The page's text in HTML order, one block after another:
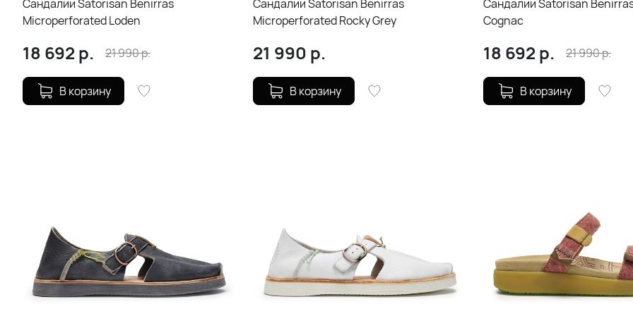
Сандалии Satorisan Benirras
Microperforated Loden
18 692 р. 21 990р.
В корзину
Сандалии Satorisan Benirras
Microperforated Rocky Grey
21 990 р.
В корзину
Сандалии Satorisan
Cognac
18 692 р. 21 990р.
В корзину